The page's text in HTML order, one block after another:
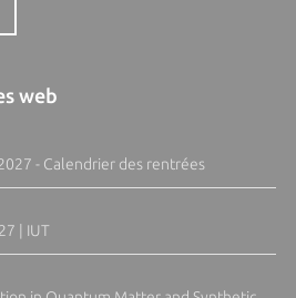
web
- Calendrier des rentrées
| IUT